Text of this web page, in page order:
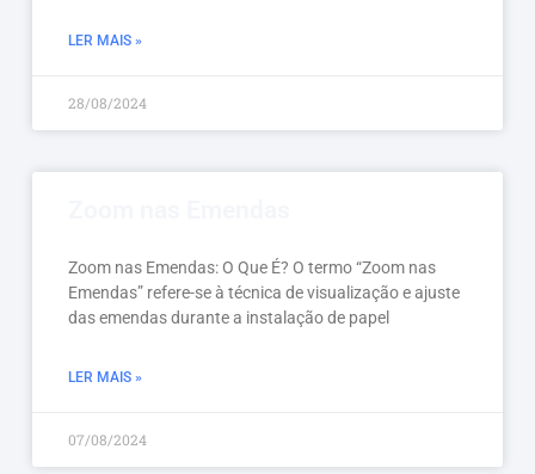
LER MAIS »
28/08/2024
Zoom nas Emendas: O Que É? O termo “Zoom nas
Emendas” refere-se à técnica de visualização e ajuste
das emendas durante a instalação de papel
LER MAIS »
07/08/2024